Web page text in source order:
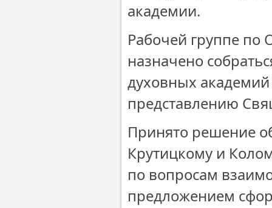
академии.
Рабочей группе по
назначено
духовных
представлению
Принято решение
Крутицкому и
по вопросам
предложением